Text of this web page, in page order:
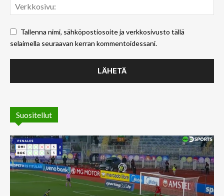
Tallenna nimi, sähköpostiosoite ja verkkosivusto tällä
selaimella seuraavan kerran kommentoidessani.
Suositellut